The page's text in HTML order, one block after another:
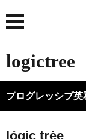
logictree
プログレッシブ
lógic trèe